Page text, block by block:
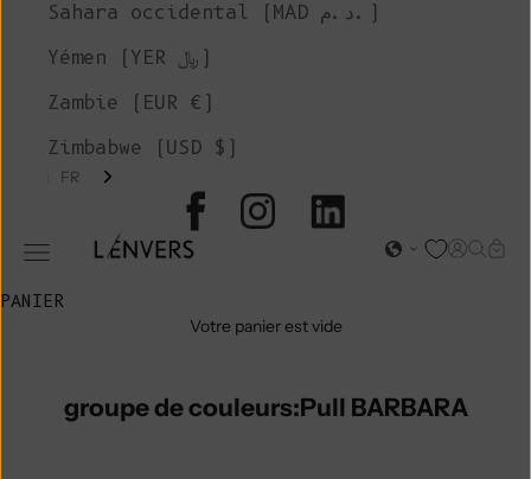
L'ENVERS
Ouvrir le menu de navigation Page
Sahara occidental (MAD د.م.)
Yémen (YER ﷼)
Zambie (EUR €)
Zimbabwe (USD $)
FR
PANIER
Votre panier est vide
groupe de couleurs:Pull BARBARA